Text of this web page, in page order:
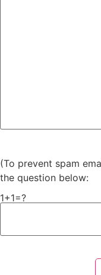
(To prevent spam
the question below:
1+1=?